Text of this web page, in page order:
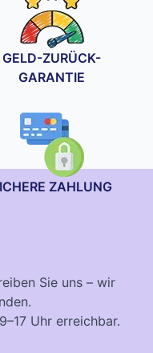
GELD-ZURÜCK-
GARANTIE
ZAHLUNG
Sie uns – wir
Uhr erreichbar.